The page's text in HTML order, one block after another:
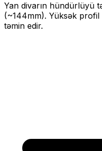
Yan divarın hündürlüyü
(~144mm). Yüksək
təmin edir.